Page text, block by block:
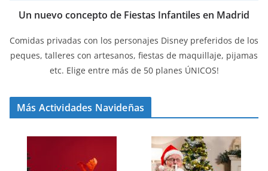
Un nuevo concepto de Fiestas Infantiles en Madrid
Comidas privadas con los personajes Disney preferidos de los
peques, talleres con artesanos, fiestas de maquillaje, pijamas
etc. Elige entre más de 50 planes ÚNICOS!
Más Actividades Navideñas